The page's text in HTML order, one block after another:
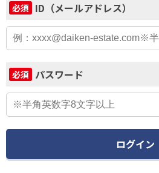
必須 ID（メールアドレス）
必須 パスワード
ログイン